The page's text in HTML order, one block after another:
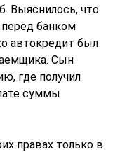
Выяснилось, что
банком
автокредит был
Сын
где получил
суммы
правах только в